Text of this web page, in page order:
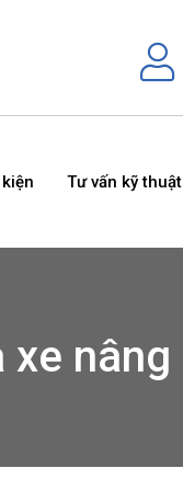
Tư vấn kỹ thuật
xe nâng